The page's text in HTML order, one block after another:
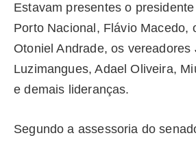
Estavam presentes o
Porto Nacional, Flávio Macedo,
Otoniel Andrade, os vereadores
Luzimangues, Adael Oliveira,
e demais lideranças.
Segundo a assessoria do